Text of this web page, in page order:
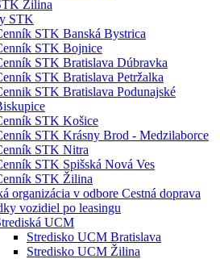
Žilina
STK
STK Banská Bystrica
STK Bojnice
STK Bratislava Dúbravka
STK Bratislava Petržalka
STK Bratislava Podunajské
STK Košice
STK Krásny Brod - Medzilaborce
STK Nitra
STK Spišská Nová Ves
STK Žilina
organizácia v odbore Cestná doprava
vozidiel po leasingu
UCM
Stredisko UCM Bratislava
Stredisko UCM Žilina